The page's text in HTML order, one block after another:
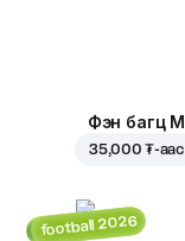
Фэн багц M
35,000 ₮-аас
football 2026